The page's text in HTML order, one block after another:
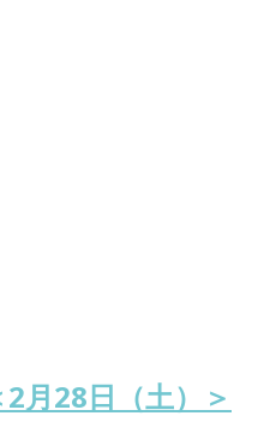
月28日（土）＞